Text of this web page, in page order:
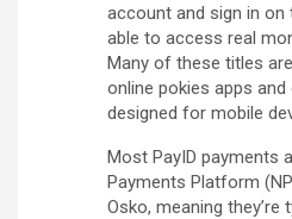
account and sign in on
able to access real
Many of these titles
online pokies apps
designed for mobile
Most PayID payments
Payments Platform
Osko, meaning they’re